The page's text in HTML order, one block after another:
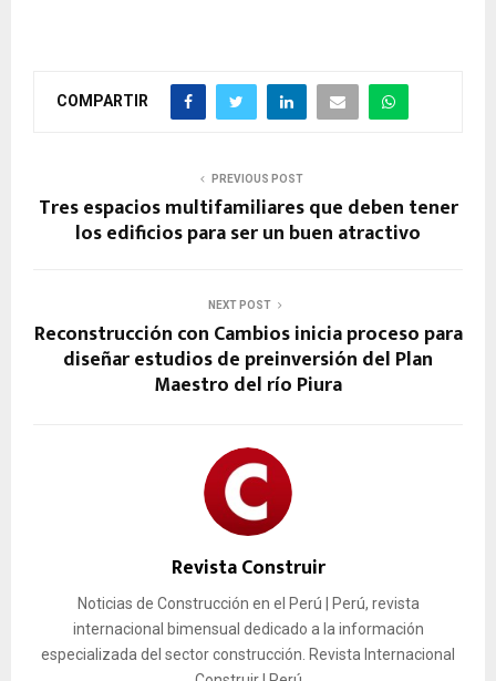
COMPARTIR
PREVIOUS POST
Tres espacios multifamiliares que deben tener
los edificios para ser un buen atractivo
NEXT POST
Reconstrucción con Cambios inicia proceso para
diseñar estudios de preinversión del Plan
Maestro del río Piura
Revista Construir
Noticias de Construcción en el Perú | Perú, revista
internacional bimensual dedicado a la información
especializada del sector construcción. Revista Internacional